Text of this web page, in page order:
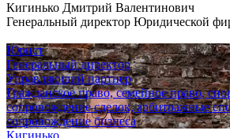
Кигинько Дмитрий Валентинович
Генеральный директор Юридической
Юрист
Генеральный директор
Управляющий партнер
Гражданское право, семейное право,
сопровождение сделок, арбитражные
сопровождение бизнеса